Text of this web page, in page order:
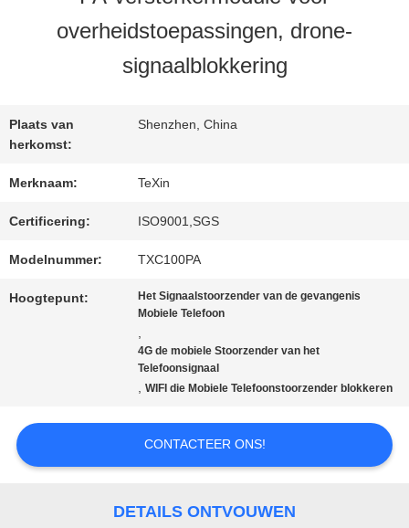
KWALITEITSCONTROLE
CONTACTEER
ONS
NIEUWS
BLOGGEN
SITEMAP
overheidstoepassingen, drone-
signaalblokkering
Plaats van
herkomst:
Shenzhen, China
Merknaam: TeXin
Certificering: ISO9001,SGS
Modelnummer: TXC100PA
Hoogtepunt:
Het Signaalstoorzender van de gevangenis
Mobiele Telefoon
,
4G de mobiele Stoorzender van het
Telefoonsignaal
,WIFI die Mobiele Telefoonstoorzender blokkeren
CONTACTEER ONS!
DETAILS ONTVOUWEN